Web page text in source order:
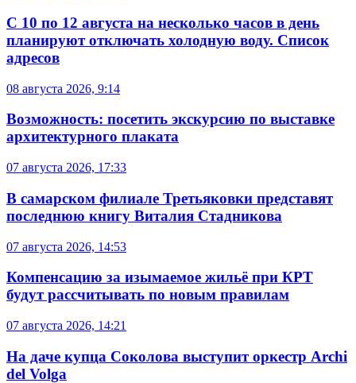
С 10 по 12 августа на несколько часов в день
планируют отключать холодную воду. Список
адресов
08 августа 2026, 9:14
Возможность: посетить экскурсию по выставке
архитектурного плаката
07 августа 2026, 17:33
В самарском филиале Третьяковки представят
последнюю книгу Виталия Стадникова
07 августа 2026, 14:53
Компенсацию за изымаемое жильё при КРТ
будут рассчитывать по новым правилам
07 августа 2026, 14:21
На даче купца Соколова выступит оркестр Archi
del Volga